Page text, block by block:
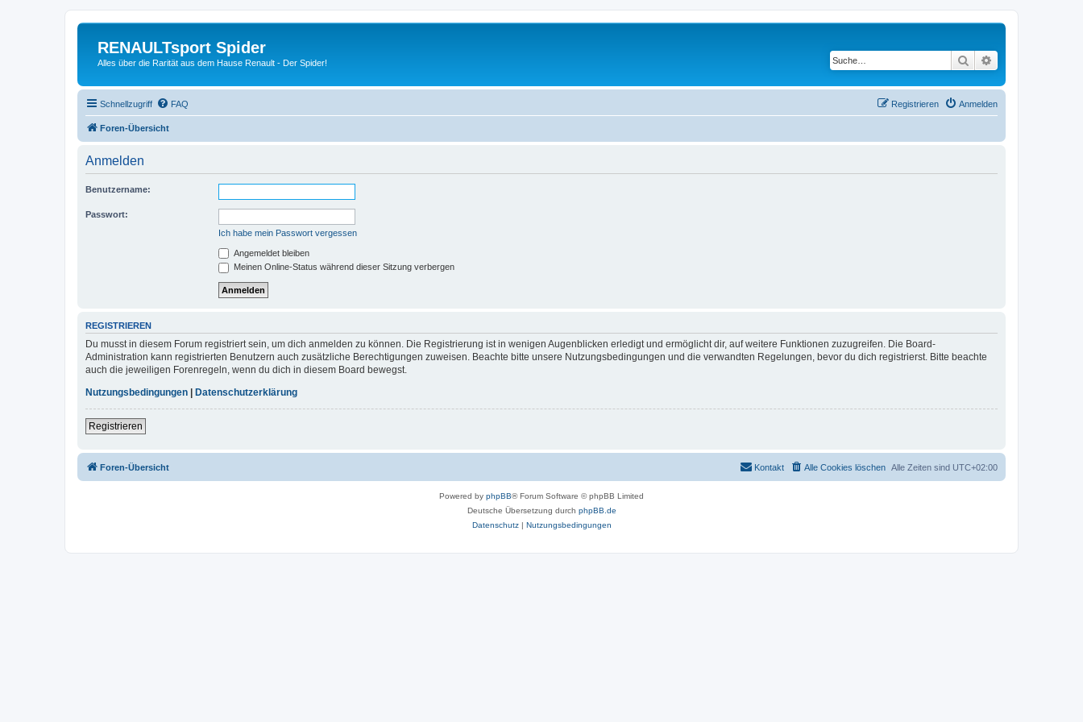
RENAULTsport Spider
Alles über die Rarität aus dem Hause Renault - Der Spider! Suche
Schnellzugriff FAQ Anmelden
Registrieren
Foren-Übersicht
Anmelden
Benutzername:
Passwort:
Ich habe mein Passwort vergessen
Angemeldet bleiben
Meinen Online-Status während dieser Sitzung verbergen
REGISTRIEREN
Du musst in diesem Forum registriert sein, um dich anmelden zu können. Die Registrierung ist in wenigen Augenblicken erledigt und ermöglicht dir, auf weitere Funktionen zuzugreifen. Die Board-
Administration kann registrierten Benutzern auch zusätzliche Berechtigungen zuweisen. Beachte bitte unsere Nutzungsbedingungen und die verwandten Regelungen, bevor du dich registrierst. Bitte beachte
auch die jeweiligen Forenregeln, wenn du dich in diesem Board bewegst.
Nutzungsbedingungen
Datenschutzerklärung
Registrieren
Foren-Übersicht Alle Zeiten sind UTC+02:00
Alle Cookies löschen
Kontakt
Powered by phpBB® Forum Software © phpBB Limited
Deutsche Übersetzung durch phpBB.de
Datenschutz| Nutzungsbedingungen